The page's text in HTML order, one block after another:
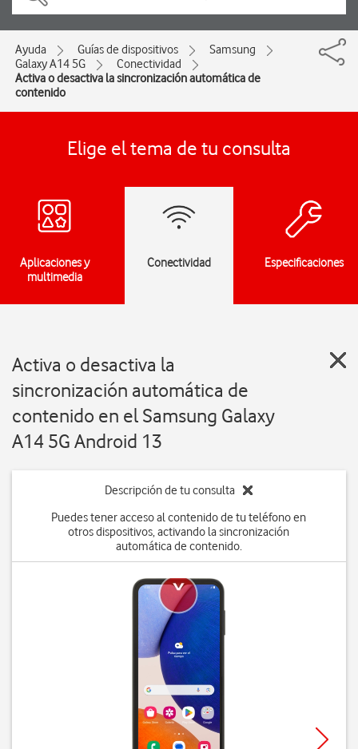
Ayuda Guías de dispositivos
Samsung
Galaxy A14 5G
Conectividad
Activa o desactiva la sincronización automática de
contenido
Elige el tema de tu consulta
Aplicaciones y
multimedia
Conectividad Especificaciones
Activa o desactiva la
sincronización automática de
contenido en el Samsung Galaxy
A14 5G Android 13
Descripción de tu consulta
Puedes tener acceso al contenido de tu teléfono en
otros dispositivos, activando la sincronización
automática de contenido.